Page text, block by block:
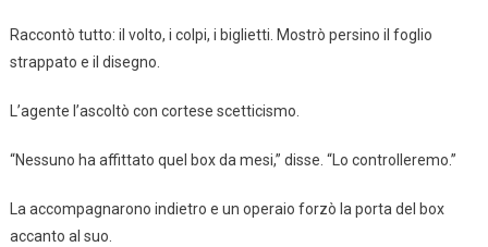
Raccontò tutto: il volto, i colpi, i biglietti. Mostrò persino il foglio
strappato e il disegno.
L’agente l’ascoltò con cortese scetticismo.
“Nessuno ha affittato quel box da mesi,” disse. “Lo controlleremo.”
La accompagnarono indietro e un operaio forzò la porta del box
accanto al suo.